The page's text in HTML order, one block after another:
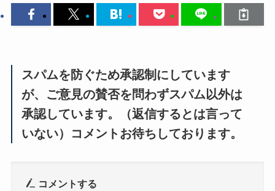
スパムを防ぐため承認制にしています
が、ご意見の賛否を問わずスパム以外は
承認しています。（返信するとは言って
いない）コメントお待ちしております。
コメントする